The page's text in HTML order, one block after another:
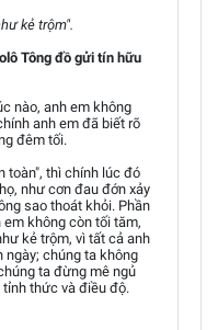
kẻ trộm".
Tông đồ gửi tín hữu
nào, anh em không
anh em đã biết rõ
đêm tối.
toàn", thì chính lúc đó
như cơn đau đớn xảy
sao thoát khỏi. Phần
em không còn tối tăm,
kẻ trộm, vì tất cả anh
ngày; chúng ta không
ta đừng mê ngủ
thức và điều độ.